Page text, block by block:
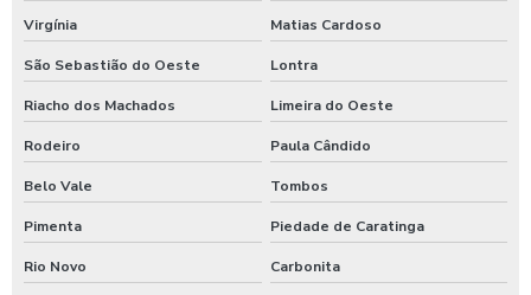
Virgínia Matias Cardoso
São Sebastião do Oeste Lontra
Riacho dos Machados Limeira do Oeste
Rodeiro Paula Cândido
Belo Vale Tombos
Pimenta Piedade de Caratinga
Rio Novo Carbonita